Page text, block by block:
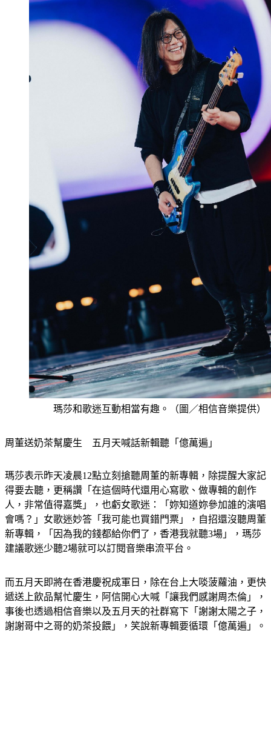
瑪莎表示昨天凌晨12點立刻搶聽周董的新專輯，除提醒大家記
得要去聽，更稱讚「在這個時代還用心寫歌、做專輯的創作
人，非常值得嘉獎」，也虧女歌迷：「妳知道妳參加誰的演唱
會嗎？」女歌迷妙答「我可能也買錯門票」，自招還沒聽周董
新專輯，「因為我的錢都給你們了，香港我就聽3場」，瑪莎
而五月天即將在香港慶祝成軍日，除在台上大啖菠蘿油，更快
遞送上飲品幫忙慶生，阿信開心大喊「讓我們感謝周杰倫」，
事後也透過相信音樂以及五月天的社群寫下「謝謝太陽之子，